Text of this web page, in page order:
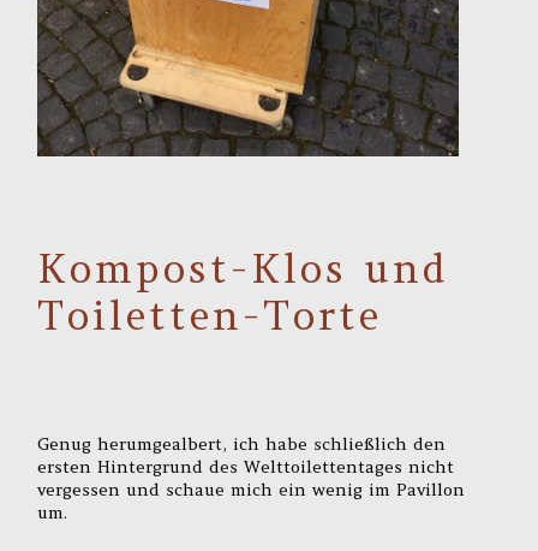
Kompost-Klos und
Toiletten-Torte
Genug herumgealbert, ich habe schließlich den
ersten Hintergrund des Welttoilettentages nicht
vergessen und schaue mich ein wenig im Pavillon
um.